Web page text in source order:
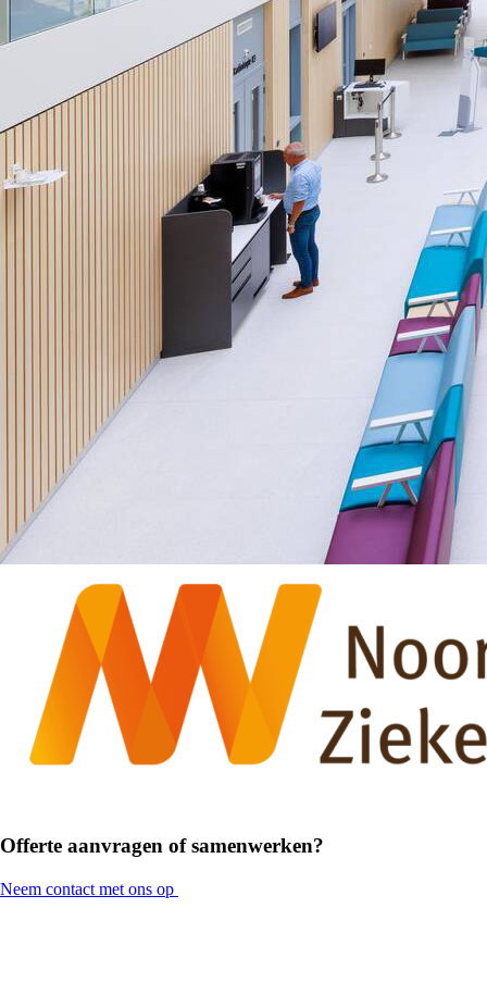
Offerte aanvragen of samenwerken?
Neem contact met ons op